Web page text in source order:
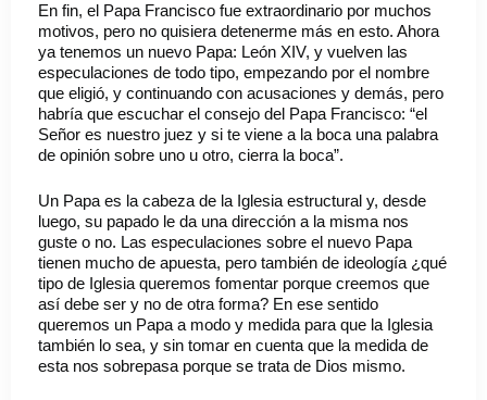
En fin, el Papa Francisco fue extraordinario por muchos
motivos, pero no quisiera detenerme más en esto. Ahora
ya tenemos un nuevo Papa: León XIV, y vuelven las
especulaciones de todo tipo, empezando por el nombre
que eligió, y continuando con acusaciones y demás, pero
habría que escuchar el consejo del Papa Francisco: “el
Señor es nuestro juez y si te viene a la boca una palabra
de opinión sobre uno u otro, cierra la boca”.
Un Papa es la cabeza de la Iglesia estructural y, desde
luego, su papado le da una dirección a la misma nos
guste o no. Las especulaciones sobre el nuevo Papa
tienen mucho de apuesta, pero también de ideología ¿qué
tipo de Iglesia queremos fomentar porque creemos que
así debe ser y no de otra forma? En ese sentido
queremos un Papa a modo y medida para que la Iglesia
también lo sea, y sin tomar en cuenta que la medida de
esta nos sobrepasa porque se trata de Dios mismo.